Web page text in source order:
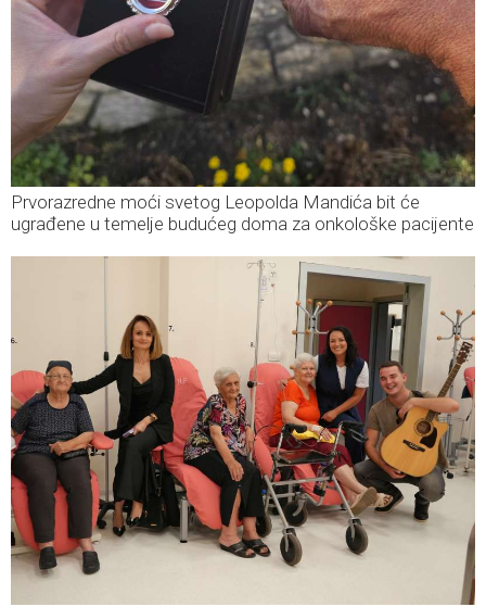
Prvorazredne moći svetog Leopolda Mandića bit će
ugrađene u temelje budućeg doma za onkološke pacijente